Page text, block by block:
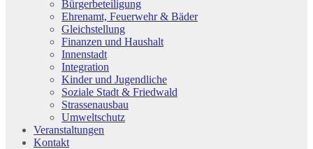
Bürgerbeteiligung
Ehrenamt, Feuerwehr & Bäder
Gleichstellung
Finanzen und Haushalt
Innenstadt
Integration
Kinder und Jugendliche
Soziale Stadt & Friedwald
Strassenausbau
Umweltschutz
Veranstaltungen
Kontakt